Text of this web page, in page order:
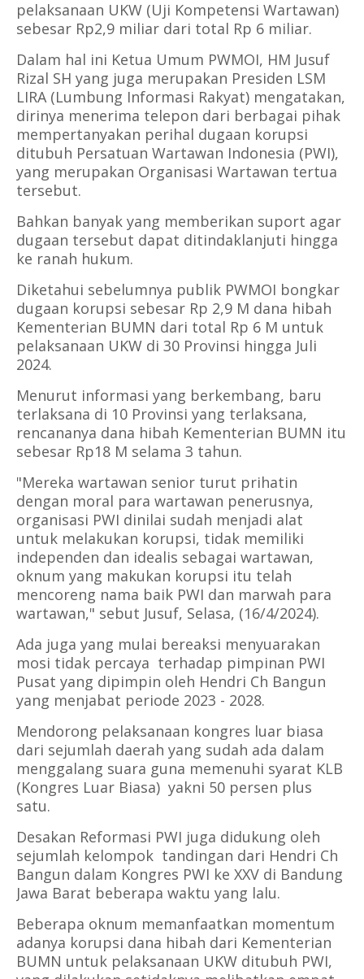
pelaksanaan UKW (Uji Kompetensi Wartawan)
sebesar Rp2,9 miliar dari total Rp 6 miliar.
Dalam hal ini Ketua Umum PWMOI, HM Jusuf
Rizal SH yang juga merupakan Presiden LSM
LIRA (Lumbung Informasi Rakyat) mengatakan,
dirinya menerima telepon dari berbagai pihak
mempertanyakan perihal dugaan korupsi
ditubuh Persatuan Wartawan Indonesia (PWI),
yang merupakan Organisasi Wartawan tertua
tersebut.
Bahkan banyak yang memberikan suport agar
dugaan tersebut dapat ditindaklanjuti hingga
ke ranah hukum.
Diketahui sebelumnya publik PWMOI bongkar
dugaan korupsi sebesar Rp 2,9 M dana hibah
Kementerian BUMN dari total Rp 6 M untuk
pelaksanaan UKW di 30 Provinsi hingga Juli
2024.
Menurut informasi yang berkembang, baru
terlaksana di 10 Provinsi yang terlaksana,
rencananya dana hibah Kementerian BUMN itu
sebesar Rp18 M selama 3 tahun.
"Mereka wartawan senior turut prihatin
dengan moral para wartawan penerusnya,
organisasi PWI dinilai sudah menjadi alat
untuk melakukan korupsi, tidak memiliki
independen dan idealis sebagai wartawan,
oknum yang makukan korupsi itu telah
mencoreng nama baik PWI dan marwah para
wartawan," sebut Jusuf, Selasa, (16/4/2024).
Ada juga yang mulai bereaksi menyuarakan
mosi tidak percaya terhadap pimpinan PWI
Pusat yang dipimpin oleh Hendri Ch Bangun
yang menjabat periode 2023 - 2028.
Mendorong pelaksanaan kongres luar biasa
dari sejumlah daerah yang sudah ada dalam
menggalang suara guna memenuhi syarat KLB
(Kongres Luar Biasa) yakni 50 persen plus
satu.
Desakan Reformasi PWI juga didukung oleh
sejumlah kelompok tandingan dari Hendri Ch
Bangun dalam Kongres PWI ke XXV di Bandung
Jawa Barat beberapa waktu yang lalu.
Beberapa oknum memanfaatkan momentum
adanya korupsi dana hibah dari Kementerian
BUMN untuk pelaksanaan UKW ditubuh PWI,